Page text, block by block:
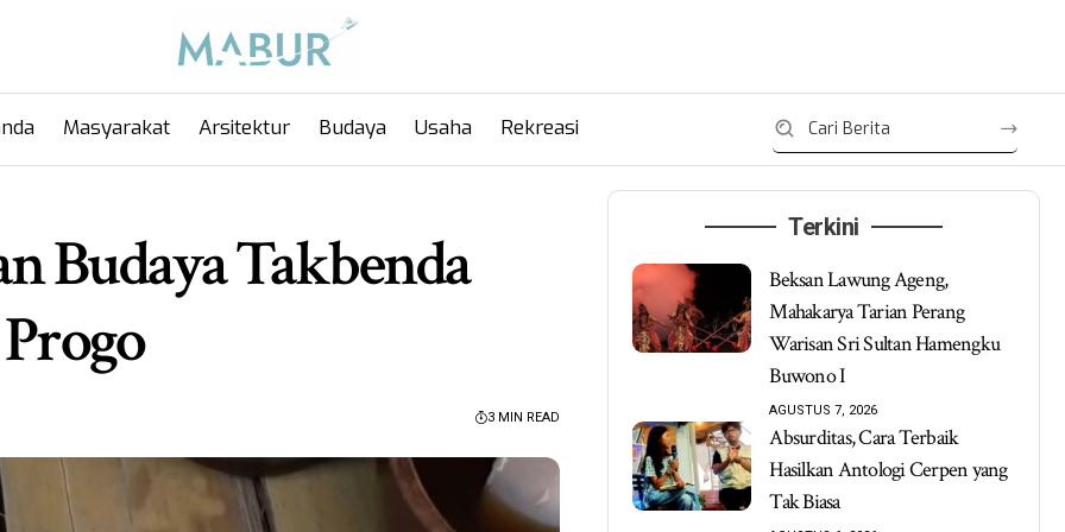
Masyarakat Arsitektur Budaya Usaha Rekreasi
Budaya Takbenda
3 MIN READ
Terkini
Beksan Lawung Ageng,
Mahakarya Tarian Perang
Warisan Sri Sultan Hamengku
Buwono I
AGUSTUS 7, 2026
Absurditas, Cara Terbaik
Hasilkan Antologi Cerpen yang
Tak Biasa